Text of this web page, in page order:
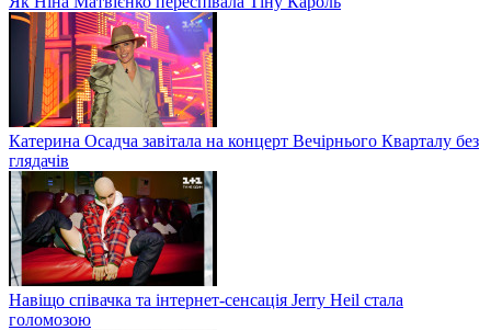
Катерина Осадча завітала на концерт Вечірнього Кварталу без
глядачів
Навіщо співачка та інтернет-сенсація Jerry Heil стала
голомозою